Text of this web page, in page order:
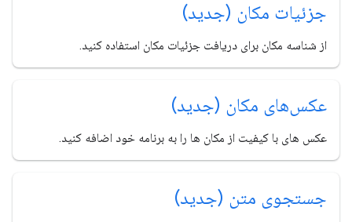
جزئیات مکان (جدید)
از شناسه مکان برای دریافت جزئیات مکان استفاده کنید.
عکس‌های مکان (جدید)
عکس های با کیفیت از مکان ها را به برنامه خود اضافه کنید.
جستجوی متن (جدید)